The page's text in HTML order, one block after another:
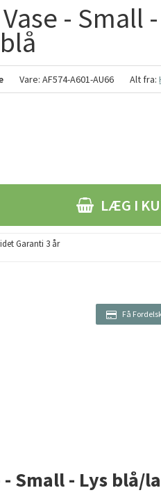
- Small
Vare:AF574-A601-AU66 Alt fra:
LÆG I
Garanti 3 år
Få
- Small - Lys blå/